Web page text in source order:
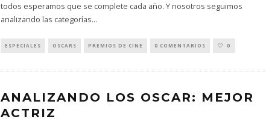
todos esperamos que se complete cada año. Y nosotros seguimos
analizando las categorías...
ESPECIALES OSCARS PREMIOS DE CINE 0 COMENTARIOS 0
ANALIZANDO LOS OSCAR: MEJOR
ACTRIZ